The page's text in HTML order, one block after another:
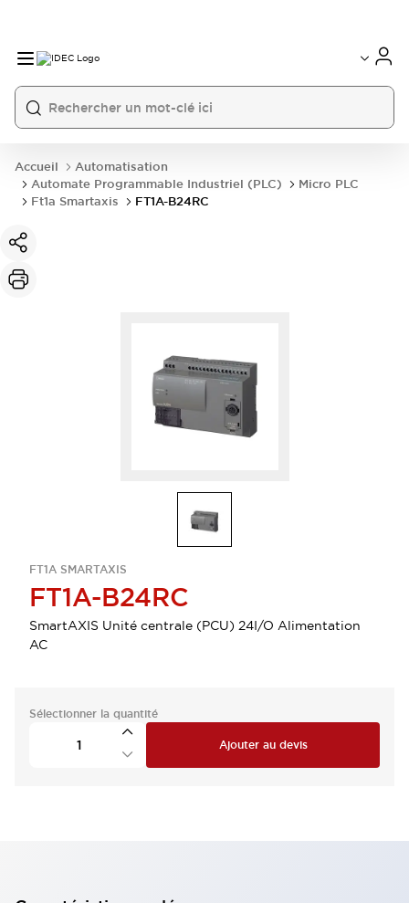
Accueil
Automatisation
Automate Programmable Industriel (PLC)
Micro PLC
Ft1a Smartaxis
FT1A-B24RC
FT1A SMARTAXIS
FT1A-B24RC
SmartAXIS Unité centrale (PCU) 24I/O Alimentation
AC
Sélectionner la quantité
Ajouter au devis